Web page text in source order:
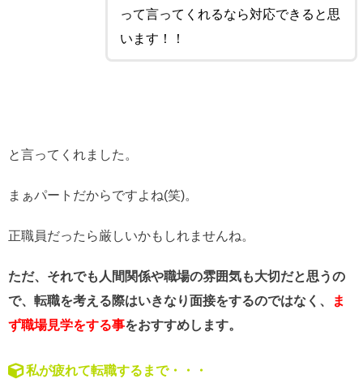
って言ってくれるなら対応できると思
います！！
と言ってくれました。
まぁパートだからですよね(笑)。
正職員だったら厳しいかもしれませんね。
ただ、それでも人間関係や職場の雰囲気も大切だと思うの
で、転職を考える際はいきなり面接をするのではなく、
ま
ず職場見学をする事をおすすめします。
私が疲れて転職するまで・・・